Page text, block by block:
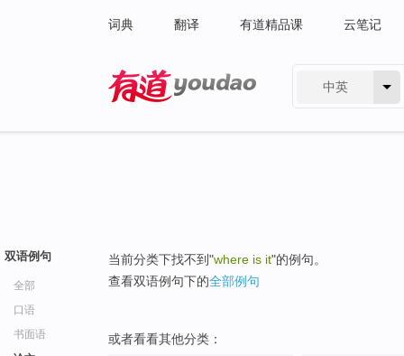
词典 翻译 有道精品课 云笔记
中英
双语例句
全部
口语
书面语
当前分类下找不到"where is it"的例句。
查看双语例句下的全部例句
或者看看其他分类：